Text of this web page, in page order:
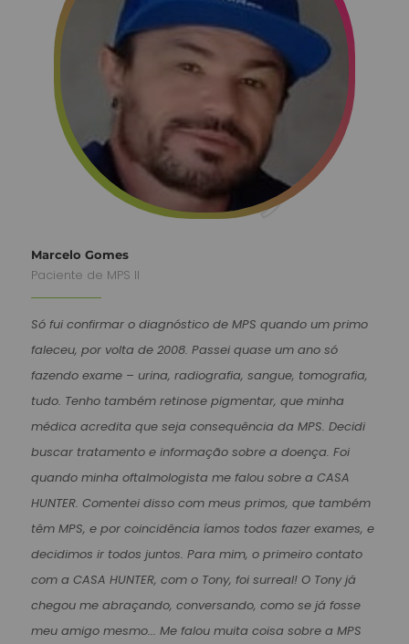
Marcelo Gomes
Paciente de MPS II
Só fui confirmar o diagnóstico de MPS quando um primo
faleceu, por volta de 2008. Passei quase um ano só
fazendo exame – urina, radiografia, sangue, tomografia,
tudo. Tenho também retinose pigmentar, que minha
médica acredita que seja consequência da MPS. Decidi
buscar tratamento e informação sobre a doença. Foi
quando minha oftalmologista me falou sobre a CASA
HUNTER. Comentei disso com meus primos, que também
têm MPS, e por coincidência íamos todos fazer exames, e
decidimos ir todos juntos. Para mim, o primeiro contato
com a CASA HUNTER, com o Tony, foi surreal! O Tony já
chegou me abraçando, conversando, como se já fosse
meu amigo mesmo... Me falou muita coisa sobre a MPS